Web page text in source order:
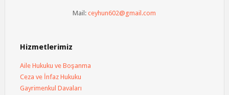
Mail:ceyhun602@gmail.com
Hizmetlerimiz
Aile Hukuku ve Boşanma
Ceza ve İnfaz Hukuku
Gayrimenkul Davaları